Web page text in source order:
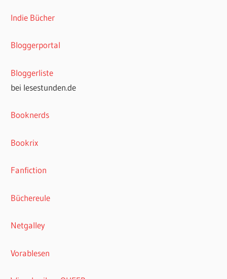
Indie Bücher
Bloggerportal
Bloggerliste
bei lesestunden.de
Booknerds
Bookrix
Fanfiction
Büchereule
Netgalley
Vorablesen